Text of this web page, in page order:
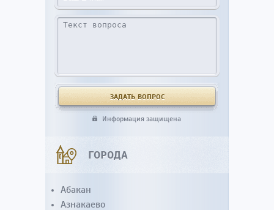
Информация защищена
ГОРОДА
Абакан
Азнакаево